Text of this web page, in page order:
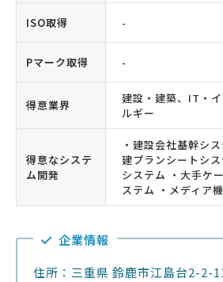
ISO取得 -
Pマーク取得 -
得意業界
建設・建築、IT・
ルギー
得意なシステ
ム開発
・建設会社基幹シ
建プランシートシ
システム ・大手ケ
ステム ・メディア
企業情報
住所：三重県 鈴鹿市江島台2-2-